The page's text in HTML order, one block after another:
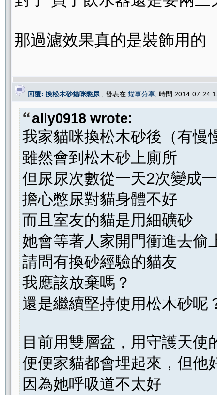
那過濾效果真的是裝飾用的
回覆: 換松木砂貓咪憋尿 , 發表在 貓事分享 , 時間 2014-07-24
ally0918 wrote:
我家貓咪換松木砂後（有慢
雖然會到松木砂上廁所
但尿尿次數從一天2次變成
擔心憋尿對貓身體不好
而且室友的貓是用細礦砂
她會等著人家開門衝進去偷
請問有換砂經驗的貓友
我應該放棄嗎？
還是繼續堅持使用松木砂呢
目前用雙層盆，用守護天
便便家貓都會埋起來，但他
因為她呼吸道不太好